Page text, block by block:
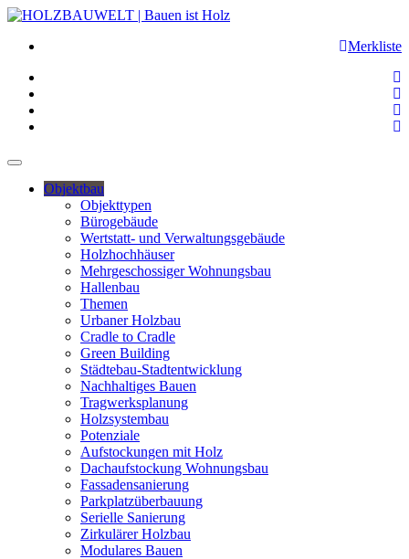
Merkliste
Objektbau
Objekttypen
Bürogebäude
Wertstatt- und Verwaltungsgebäude
Holzhochhäuser
Mehrgeschossiger Wohnungsbau
Hallenbau
Themen
Urbaner Holzbau
Cradle to Cradle
Green Building
Städtebau-Stadtentwicklung
Nachhaltiges Bauen
Tragwerksplanung
Holzsystembau
Potenziale
Aufstockungen mit Holz
Dachaufstockung Wohnungsbau
Fassadensanierung
Parkplatzüberbauung
Serielle Sanierung
Zirkulärer Holzbau
Modulares Bauen